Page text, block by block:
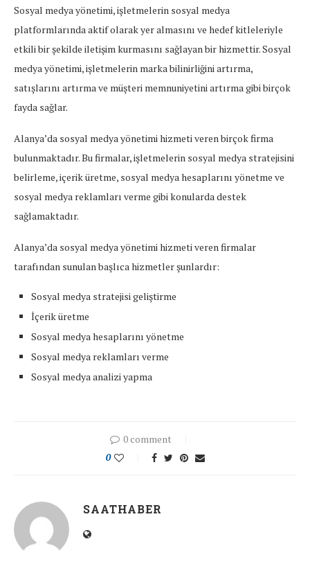
Sosyal medya yönetimi, işletmelerin sosyal medya
platformlarında aktif olarak yer almasını ve hedef kitleleriyle
etkili bir şekilde iletişim kurmasını sağlayan bir hizmettir. Sosyal
medya yönetimi, işletmelerin marka bilinirliğini artırma,
satışlarını artırma ve müşteri memnuniyetini artırma gibi birçok
fayda sağlar.
Alanya’da sosyal medya yönetimi hizmeti veren birçok firma
bulunmaktadır. Bu firmalar, işletmelerin sosyal medya stratejisini
belirleme, içerik üretme, sosyal medya hesaplarını yönetme ve
sosyal medya reklamları verme gibi konularda destek
sağlamaktadır.
Alanya’da sosyal medya yönetimi hizmeti veren firmalar
tarafından sunulan başlıca hizmetler şunlardır:
Sosyal medya stratejisi geliştirme
İçerik üretme
Sosyal medya hesaplarını yönetme
Sosyal medya reklamları verme
Sosyal medya analizi yapma
0 comment
0
SAATHABER